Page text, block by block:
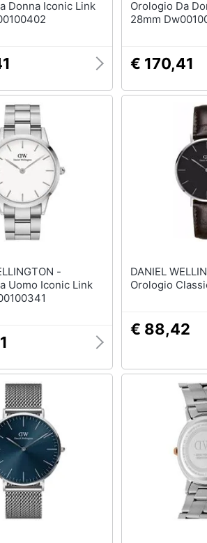
Donna Iconic Link
Orologio Da
28mm
€ 170,41
-
Uomo Iconic Link
DANIEL
Orologio
€ 88,42